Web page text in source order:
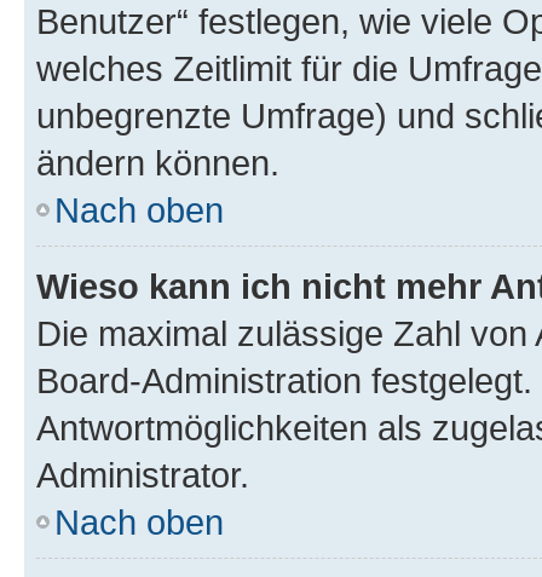
Benutzer“ festlegen, wie viele
welches Zeitlimit für die
unbegrenzte Umfrage) und
ändern können.
Nach oben
Wieso kann ich nicht mehr
Die maximal zulässige Zahl
Board-Administration
Antwortmöglichkeiten als
Administrator.
Nach oben